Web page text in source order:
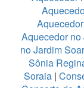
Aquecedor
no Jardim
Sônia
Soraia|